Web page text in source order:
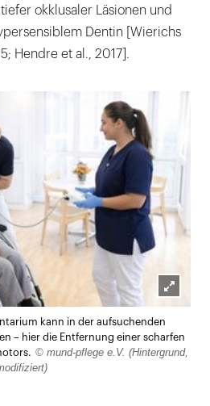
okklusaler Läsionen und
Dentin [Wierichs
Hendre et al., 2017].
öffnen
kann in der aufsuchenden
– hier die Entfernung einer scharfen
© mund-pflege e.V. (Hintergrund,